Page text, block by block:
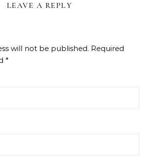
LEAVE A REPLY
will not be published. Required
*